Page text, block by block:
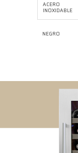
ACERO
INOXIDABLE
NEGRO